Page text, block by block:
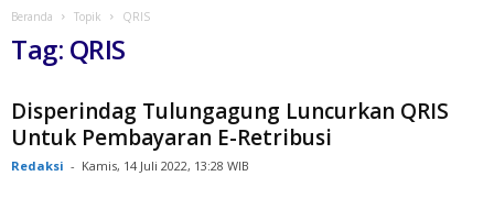
Beranda Topik QRIS
Tag: QRIS
Disperindag Tulungagung Luncurkan QRIS
Untuk Pembayaran E-Retribusi
Redaksi - Kamis, 14 Juli 2022, 13:28 WIB